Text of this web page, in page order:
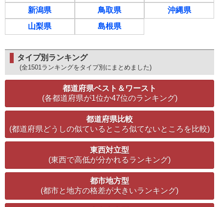
新潟県
山梨県
鳥取県
島根県
沖縄県
タイプ別ランキング
(全1501ランキングをタイプ別にまとめました)
都道府県ベスト＆ワースト
(各都道府県が1位か47位のランキング)
都道府県比較
(都道府県どうしの似ているところ似てないところを比較)
東西対立型
(東西で高低が分かれるランキング)
都市地方型
(都市と地方の格差が大きいランキング)